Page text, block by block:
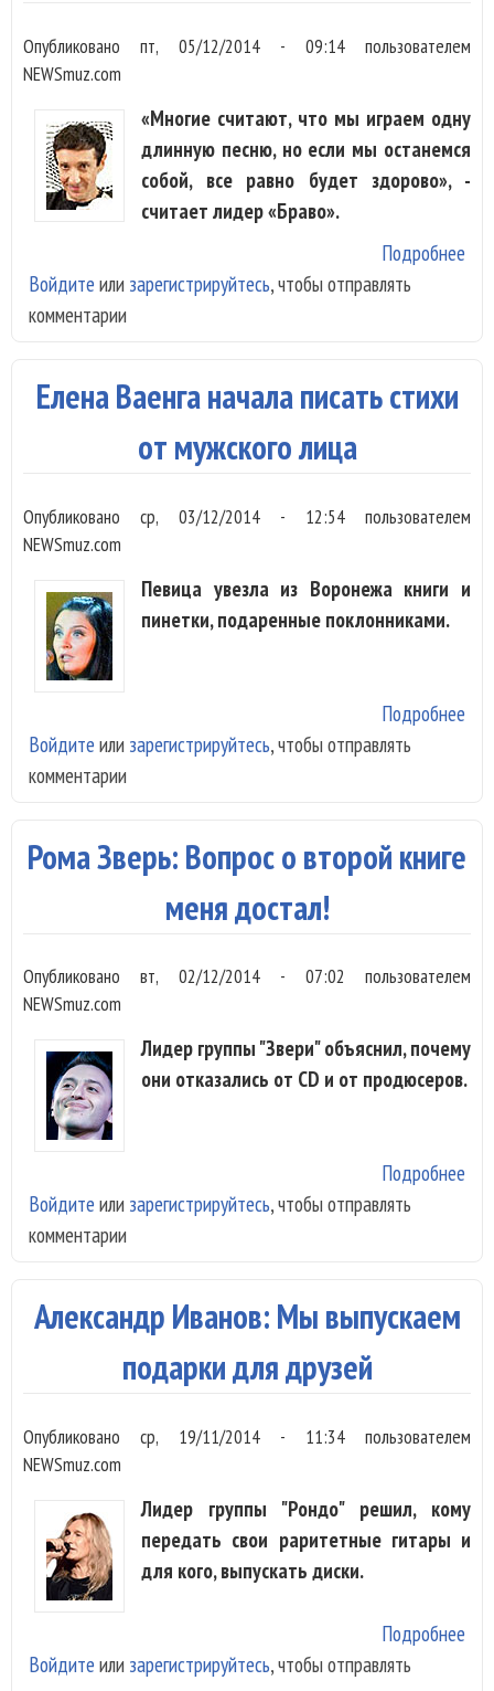
Опубликованопт, 05/12/2014 - 09:14пользователем
NEWSmuz.com
«Многие считают, что мы играем одну
длинную песню, но если мы останемся
собой, все равно будет здорово», -
считает лидер «Браво».
Подробнее
Войдите или зарегистрируйтесь, чтобы отправлять
комментарии
Елена Ваенга начала писать стихи
от мужского лица
Опубликованоср, 03/12/2014 - 12:54пользователем
NEWSmuz.com
Певица увезла из Воронежа книги и
пинетки, подаренные поклонниками.
Подробнее
Войдите или зарегистрируйтесь, чтобы отправлять
комментарии
Рома Зверь: Вопрос о второй книге
меня достал!
Опубликовановт, 02/12/2014 - 07:02 пользователем
NEWSmuz.com
Лидер группы "Звери" объяснил, почему
они отказались от CD и от продюсеров.
Подробнее
Войдите или зарегистрируйтесь, чтобы отправлять
комментарии
Александр Иванов: Мы выпускаем
подарки для друзей
Опубликованоср, 19/11/2014 - 11:34пользователем
NEWSmuz.com
Лидер группы "Рондо" решил, кому
передать свои раритетные гитары и
для кого, выпускать диски.
Подробнее
Войдите или зарегистрируйтесь, чтобы отправлять